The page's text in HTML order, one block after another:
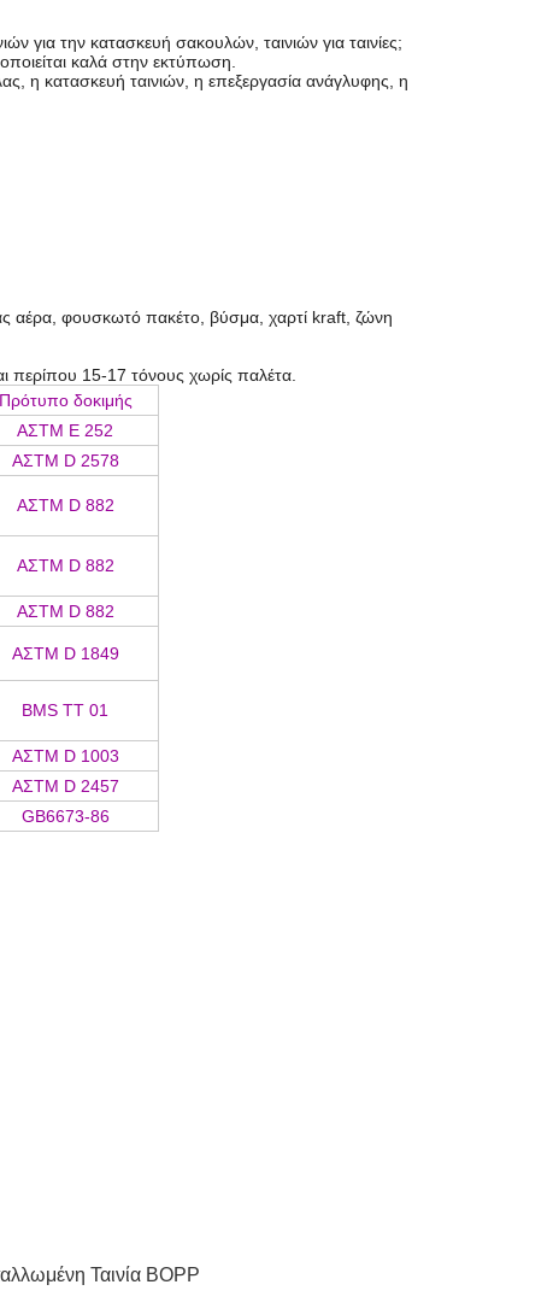
για την κατασκευή σακουλών, ταινιών για ταινίες;
καλά στην εκτύπωση.
η κατασκευή ταινιών, η επεξεργασία ανάγλυφης, η
αέρα, φουσκωτό πακέτο, βύσμα, χαρτί kraft, ζώνη
περίπου 15-17 τόνους χωρίς παλέτα.
Πρότυπο δοκιμής
ΑΣTM Ε 252
ΑΣTM D 2578
ΑΣTM D 882
ΑΣTM D 882
ΑΣTM D 882
ΑΣTM D 1849
BMS TT 01
ΑΣTM D 1003
ΑΣTM D 2457
GB6673-86
Ταινία BOPP